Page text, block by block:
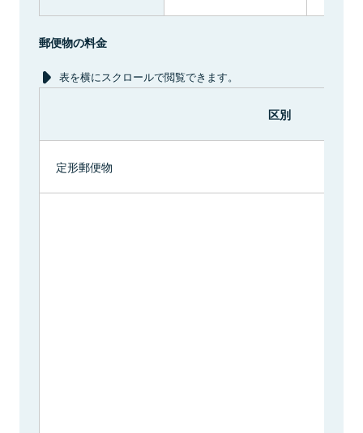
郵便物の料金
表を横にスクロールで閲覧できます。
区別
定形郵便物